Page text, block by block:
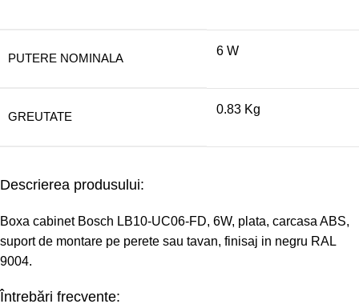
PUTERE NOMINALA
6 W
GREUTATE
0.83 Kg
Descrierea produsului:
Boxa cabinet Bosch LB10-UC06-FD, 6W, plata, carcasa ABS,
suport de montare pe perete sau tavan, finisaj in negru RAL
9004.
Întrebări frecvente: